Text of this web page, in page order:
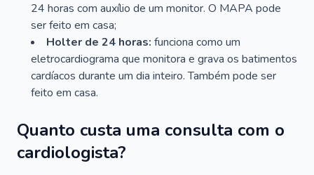
24 horas com auxílio de um monitor. O MAPA pode
ser feito em casa;
Holter de 24 horas: funciona como um
eletrocardiograma que monitora e grava os batimentos
cardíacos durante um dia inteiro. Também pode ser
feito em casa.
Quanto custa uma consulta com o
cardiologista?